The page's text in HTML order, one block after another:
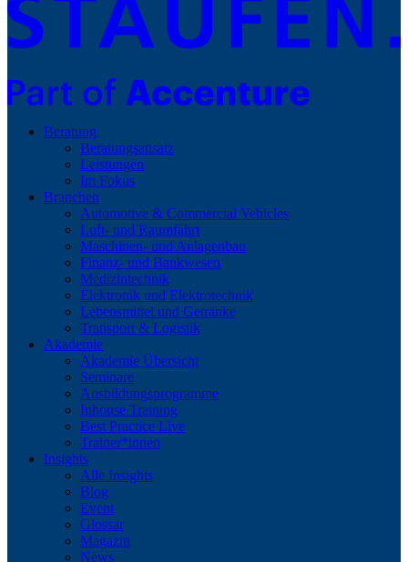
Beratung
Beratungsansatz
Leistungen
Im Fokus
Branchen
Automotive & Commercial Vehicles
Luft- und Raumfahrt
Maschinen- und Anlagenbau
Finanz- und Bankwesen
Medizintechnik
Elektronik und Elektrotechnik
Lebensmittel und Getränke
Transport & Logistik
Akademie
Akademie Übersicht
Seminare
Ausbildungsprogramme
Inhouse Training
Best Practice Live
Trainer*innen
Insights
Alle Insights
Blog
Event
Glossar
Magazin
News